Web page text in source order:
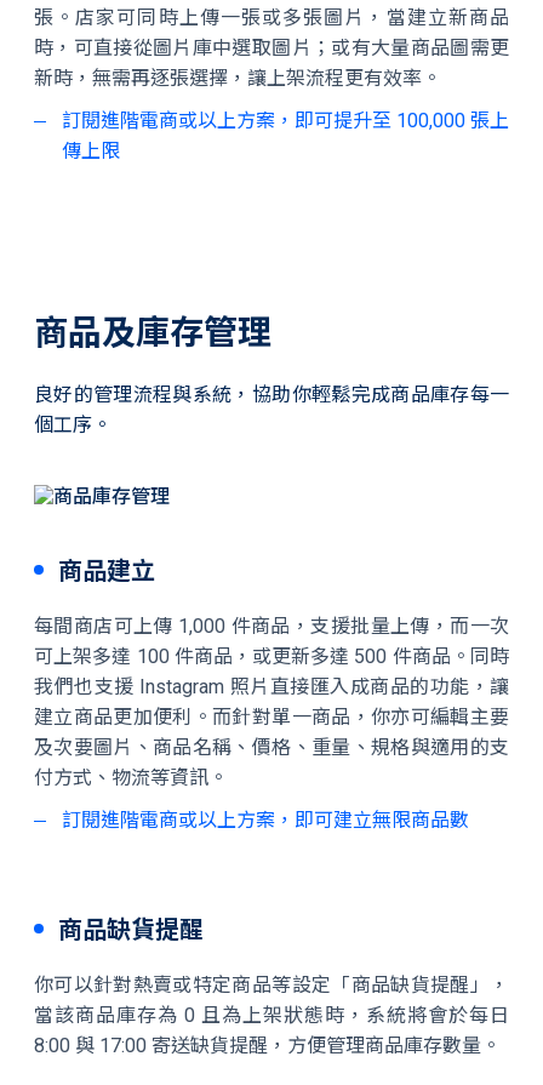
張。店家可同時上傳一張或多張圖片，當建立新商品
時，可直接從圖片庫中選取圖片；或有大量商品圖需更
新時，無需再逐張選擇，讓上架流程更有效率。
訂閱進階電商或以上方案，即可提升至 100,000 張上
傳上限
商品及庫存管理
良好的管理流程與系統，協助你輕鬆完成商品庫存每一
個工序。
商品建立
每間商店可上傳 1,000 件商品，支援批量上傳，而一次
可上架多達 100 件商品，或更新多達 500 件商品。同時
我們也支援 Instagram 照片直接匯入成商品的功能，讓
建立商品更加便利。而針對單一商品，你亦可編輯主要
及次要圖片、商品名稱、價格、重量、規格與適用的支
付方式、物流等資訊。
訂閱進階電商或以上方案，即可建立無限商品數
商品缺貨提醒
你可以針對熱賣或特定商品等設定「商品缺貨提醒」，
當該商品庫存為 0 且為上架狀態時，系統將會於每日
8:00 與 17:00 寄送缺貨提醒，方便管理商品庫存數量。